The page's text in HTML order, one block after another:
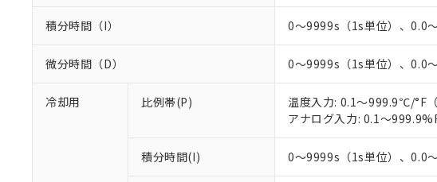
積分時間（I） 0～9999s（1s単位）、0.0
微分時間（D） 0～9999s（1s単位）、0.0
冷却用 比例帯(P)
温度入力: 0.1～999.9℃/°F
アナログ入力: 0.1～
積分時間(I) 0～9999s（1s単位）、0.0
オムロン制御機器販売店や
在庫状況および標準価格結
ている必要があります。
お客様が当ウェブサイト上
が、当社の製品・サービス
さい。
※当社の共同利用者とは、"
いる法人を指します。
部品在庫の切り替え状況などに
※3 非含有証明書ダウンロー
下記の非含有証明書をダウンロー
EU RoHS指令（10物質）の非含
51物質の非含有証明書（当社基準
※2 環境保護使用期限
「ｅ」：有害物質（10物質）の
「10」：通常の使用状況下にお
また当社は、販売先および
たしません。
在庫なし(最新の在庫状
機器販売店・当社販売
空
受注生産機種、また在